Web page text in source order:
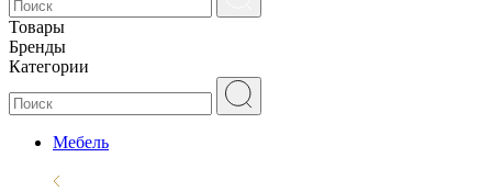
Товары
Бренды
Категории
Мебель